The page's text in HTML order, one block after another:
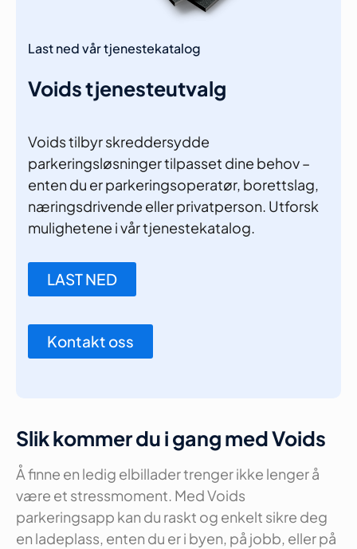
Last ned vår tjenestekatalog
Voids tjenesteutvalg
Voids tilbyr skreddersydde
parkeringsløsninger tilpasset dine behov –
enten du er parkeringsoperatør, borettslag,
næringsdrivende eller privatperson. Utforsk
mulighetene i vår tjenestekatalog.
LAST NED
Kontakt oss
Slik kommer du i gang med Voids
Å finne en ledig elbillader trenger ikke lenger å
være et stressmoment. Med Voids
parkeringsapp kan du raskt og enkelt sikre deg
en ladeplass, enten du er i byen, på jobb, eller på